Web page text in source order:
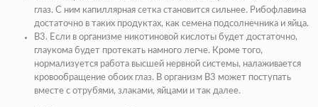
глаз. С ним капиллярная сетка становится сильнее. Рибофлавина
достаточно в таких продуктах, как семена подсолнечника и яйца.
В3. Если в организме никотиновой кислоты будет достаточно,
глаукома будет протекать намного легче. Кроме того,
нормализуется работа высшей нервной системы, налаживается
кровообращение обоих глаз. В организм В3 может поступать
вместе с отрубями, злаками, яйцами и так далее.